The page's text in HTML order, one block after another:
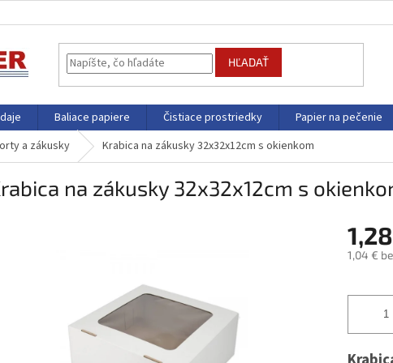
HĽADAŤ
Baliace papiere Čistiace prostriedky Papier na pečenie
a zákusky Krabica na zákusky 32x32x12cm s okienkom
na zákusky 32x32x12cm s
1,04 €
cena: